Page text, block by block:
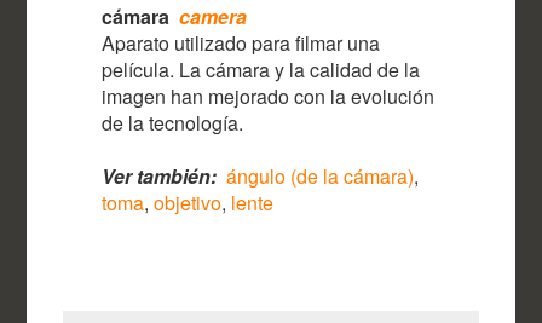
cámara camera
Aparato utilizado para filmar una
película. La cámara y la calidad de la
imagen han mejorado con la evolución
de la tecnología.
Ver también: ángulo (de la cámara),
toma,objetivo, lente